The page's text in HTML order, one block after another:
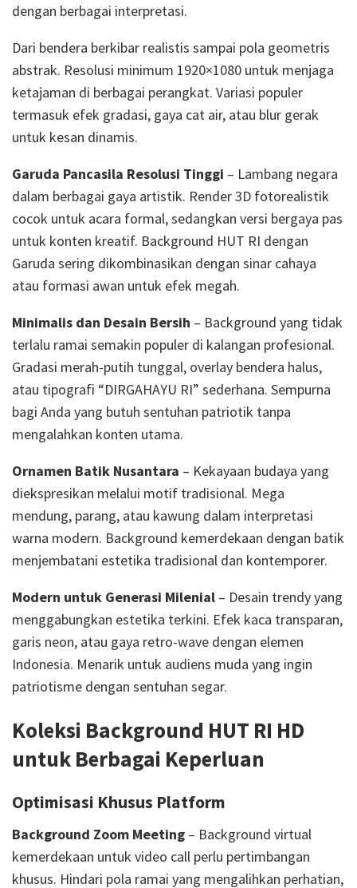
dengan berbagai interpretasi.
Dari bendera berkibar realistis sampai pola geometris
abstrak. Resolusi minimum 1920×1080 untuk menjaga
ketajaman di berbagai perangkat. Variasi populer
termasuk efek gradasi, gaya cat air, atau blur gerak
untuk kesan dinamis.
Garuda Pancasila Resolusi Tinggi – Lambang negara
dalam berbagai gaya artistik. Render 3D fotorealistik
cocok untuk acara formal, sedangkan versi bergaya pas
untuk konten kreatif. Background HUT RI dengan
Garuda sering dikombinasikan dengan sinar cahaya
atau formasi awan untuk efek megah.
Minimalis dan Desain Bersih – Background yang tidak
terlalu ramai semakin populer di kalangan profesional.
Gradasi merah-putih tunggal, overlay bendera halus,
atau tipografi “DIRGAHAYU RI” sederhana. Sempurna
bagi Anda yang butuh sentuhan patriotik tanpa
mengalahkan konten utama.
Ornamen Batik Nusantara – Kekayaan budaya yang
diekspresikan melalui motif tradisional. Mega
mendung, parang, atau kawung dalam interpretasi
warna modern. Background kemerdekaan dengan batik
menjembatani estetika tradisional dan kontemporer.
Modern untuk Generasi Milenial – Desain trendy yang
menggabungkan estetika terkini. Efek kaca transparan,
garis neon, atau gaya retro-wave dengan elemen
Indonesia. Menarik untuk audiens muda yang ingin
patriotisme dengan sentuhan segar.
Koleksi Background HUT RI HD
untuk Berbagai Keperluan
Optimisasi Khusus Platform
Background Zoom Meeting – Background virtual
kemerdekaan untuk video call perlu pertimbangan
khusus. Hindari pola ramai yang mengalihkan perhatian,